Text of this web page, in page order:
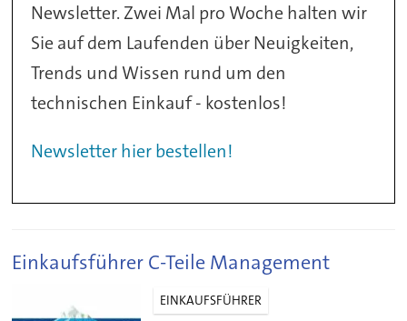
Newsletter. Zwei Mal pro Woche halten wir
Sie auf dem Laufenden über Neuigkeiten,
Trends und Wissen rund um den
technischen Einkauf - kostenlos!
Newsletter hier bestellen!
Einkaufsführer C-Teile Management
EINKAUFSFÜHRER